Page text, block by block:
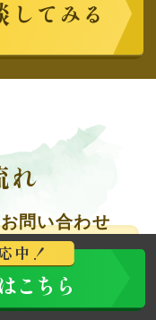
してみる
れ
お問い合わせ
お気軽に
中！
はこちら